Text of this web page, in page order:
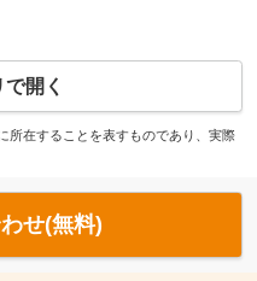
開く
所在することを表すものであり、実際
せ(無料)